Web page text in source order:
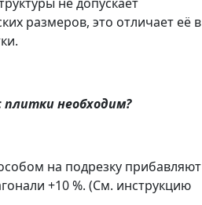
размеров, это отличает её в
плитки необходим?
на подрезку прибавляют
+10 %. (См. инструкцию